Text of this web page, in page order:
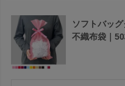
ソフトバッ
不織布袋｜